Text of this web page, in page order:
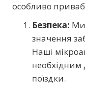
особливо
Безпека: Ми
значення
Наші
необхідним
поїздки.